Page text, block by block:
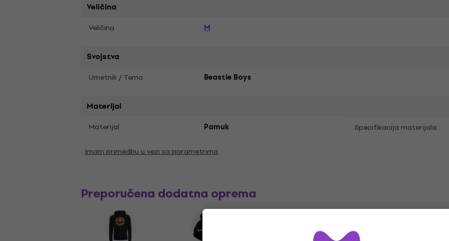
Veličina
Veličina M
Svojstva
Umetnik / Tema Beastie Boys
Materijal
Materijal Pamuk Specifikacija materijala
Imam primedbu u vezi sa parametrima
Preporučena dodatna oprema